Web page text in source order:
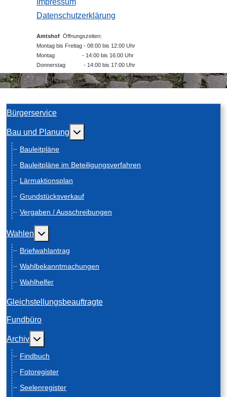
Impressum
Datenschutzerklärung
Amtshof Öffnungszeiten:
Montag bis Freitag - 08:00 bis 12:00 Uhr
Montag - 14:00 bis 16:00 Uhr
Donnerstag - 14:00 bis 17:00 Uhr
Bürgerservice
Bau und Planung Weitere Informationen: Bau und Planung
Bauleitpläne
Bauleitpläne im Beteiligungsverfahren
Lärmaktionsplan
Grundstücksverkauf
Vergaben / Ausschreibungen
Wahlen Weitere Informationen: Wahlen
Briefwahlantrag
Wahlbekanntmachungen
Wahlhelfer
Gleichstellungsbeauftragte
Fundbüro
Archiv Weitere Informationen: Archiv
Findbuch
Fotoregister
Seelenregister